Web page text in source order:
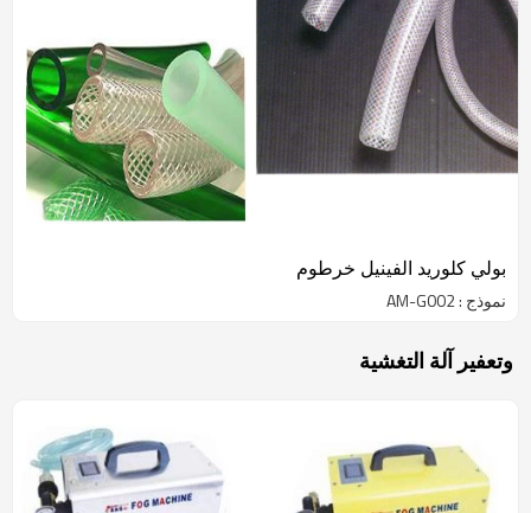
بولي كلوريد الفينيل خرطوم
نموذج : AM-G002
وتعفير آلة التغشية